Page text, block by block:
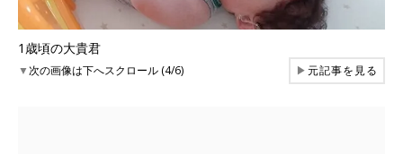
1歳頃の大貴君
▼次の画像は下へスクロール (4/6) ▶元記事を見る